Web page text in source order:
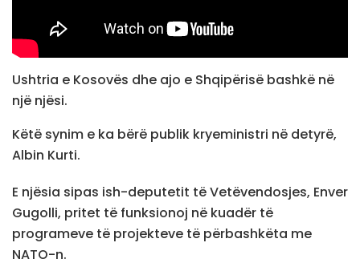
Ushtria e Kosovës dhe ajo e Shqipërisë bashkë në
një njësi.
Këtë synim e ka bërë publik kryeministri në detyrë,
Albin Kurti.
E njësia sipas ish-deputetit të Vetëvendosjes, Enver
Gugolli, pritet të funksionoj në kuadër të
programeve të projekteve të përbashkëta me
NATO-n.